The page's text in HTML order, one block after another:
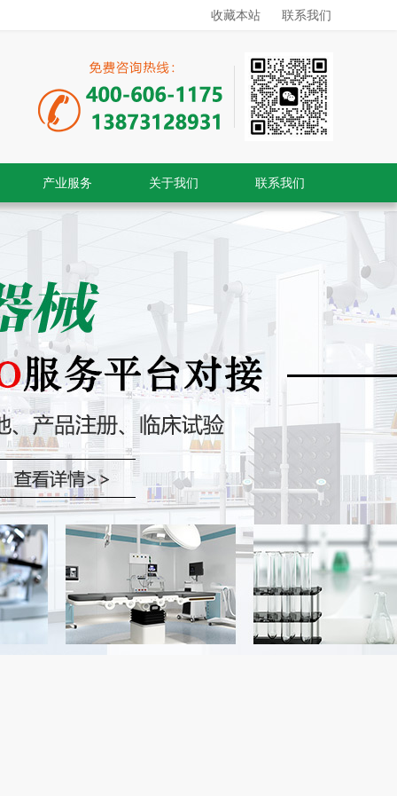
收藏本站 联系我们
产业服务 关于我们 联系我们